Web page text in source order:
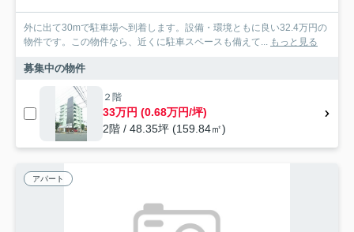
外に出て30mで駐車場へ到着します。設備・環境ともに良い32.4万円の
物件です。この物件なら、近くに駐車スペースも備えて... もっと見る
募集中の物件
２階
33万円 (0.68万円/坪)
2階 / 48.35坪 (159.84㎡)
アパート